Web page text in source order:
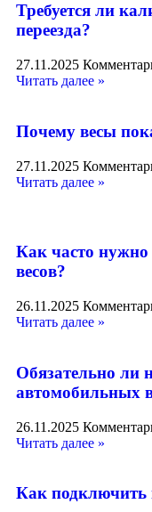
Требуется ли
переезда?
27.11.2025
Читать далее »
Почему весы
27.11.2025
Читать далее »
Как часто нужно
весов?
26.11.2025
Читать далее »
Обязательно ли
автомобильных
26.11.2025
Читать далее »
Как подключить